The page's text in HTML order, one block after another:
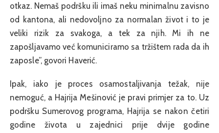
otkaz. Nemaš podršku ili imaš neku minimalnu zavisno
od kantona, ali nedovoljno za normalan život i to je
veliki rizik za svakoga, a tek za njih. Mi ih ne
zapošljavamo već komuniciramo sa tržištem rada da ih
zaposle”, govori Haverić.
Ipak, iako je proces osamostaljivanja težak, nije
nemoguć, a Hajrija Mešinović je pravi primjer za to. Uz
podršku Sumerovog programa, Hajrija se nakon četiri
godine života u zajednici prije dvije godine